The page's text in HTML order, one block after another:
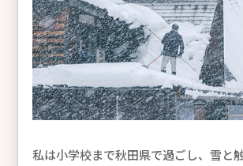
私は小学校まで秋田県で過ごし、雪と